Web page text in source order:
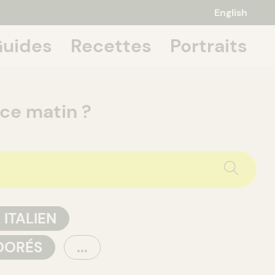
English
Recettes Portraits
it,
matin ?
...